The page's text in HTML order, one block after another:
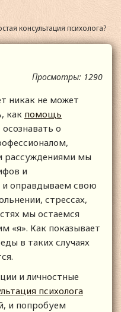
консультация психолога?
Просмотры: 1290
никак не может
как помощь
о
рассуждениями мы
и
оправдываем свою
стрессах,
мы остаемся
«я». Как показывает
в таких случаях
и личностные
психолога
и попробуем